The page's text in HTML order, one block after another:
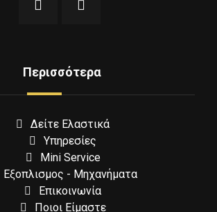
Περισσότερα
Δείτε Ελαστικά
Υπηρεσίες
Mini Service
Εξοπλισμος - Μηχανήματα
Επικοινωνία
Ποιοι Είμαστε